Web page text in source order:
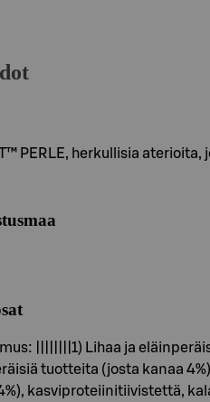
PERLE, herkullisia
||||||||1) Lihaa ja
tuotteita (josta kanaa
kasviproteiinitiivistettä,